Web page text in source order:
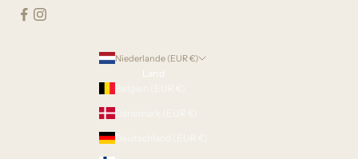
Niederlande (EUR €)
Land